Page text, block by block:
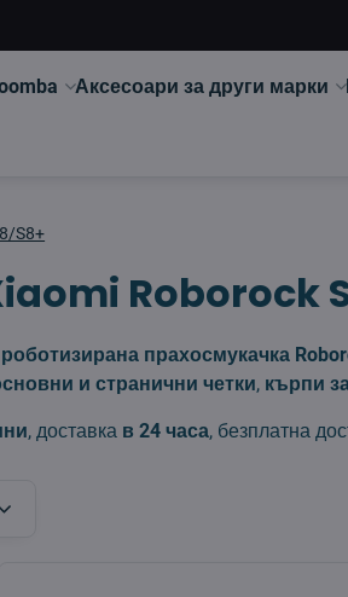
Аксесоари за други марки
S8+
Roborock
прахосмукачка
и странични четки, кърпи
, доставка в 24 часа, безплатна